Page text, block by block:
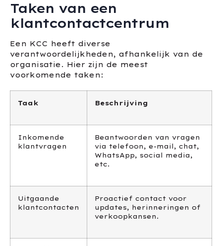
Taken van een
klantcontactcentrum
Een KCC heeft diverse
verantwoordelijkheden, afhankelijk van de
organisatie. Hier zijn de meest
voorkomende taken:
Taak Beschrijving
Inkomende
klantvragen
Beantwoorden van vragen
via telefoon, e-mail, chat,
WhatsApp, social media,
etc.
Uitgaande
klantcontacten
Proactief contact voor
updates, herinneringen of
verkoopkansen.